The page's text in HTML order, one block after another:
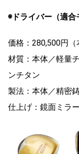
◉ドライバー（適合
価格：280,500円（
材質：本体／軽量
ンチタン
製法：本体／精密
仕上げ：鏡面ミラ